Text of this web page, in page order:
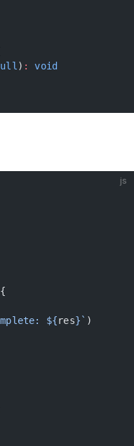
) :
void
js
${res}` )